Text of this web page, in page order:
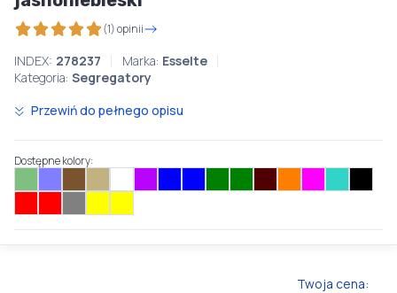
(1) opinii
INDEX: 278237 Marka: Esselte
Kategoria: Segregatory
Przewiń do pełnego opisu
Dostępne kolory:
Twoja cena: